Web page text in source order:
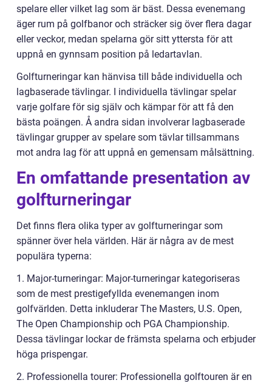
spelare eller vilket lag som är bäst. Dessa evenemang
äger rum på golfbanor och sträcker sig över flera dagar
eller veckor, medan spelarna gör sitt yttersta för att
uppnå en gynnsam position på ledartavlan.
Golfturneringar kan hänvisa till både individuella och
lagbaserade tävlingar. I individuella tävlingar spelar
varje golfare för sig själv och kämpar för att få den
bästa poängen. Å andra sidan involverar lagbaserade
tävlingar grupper av spelare som tävlar tillsammans
mot andra lag för att uppnå en gemensam målsättning.
En omfattande presentation av
golfturneringar
Det finns flera olika typer av golfturneringar som
spänner över hela världen. Här är några av de mest
populära typerna:
1. Major-turneringar: Major-turneringar kategoriseras
som de mest prestigefyllda evenemangen inom
golfvärlden. Detta inkluderar The Masters, U.S. Open,
The Open Championship och PGA Championship.
Dessa tävlingar lockar de främsta spelarna och erbjuder
höga prispengar.
2. Professionella tourer: Professionella golftouren är en